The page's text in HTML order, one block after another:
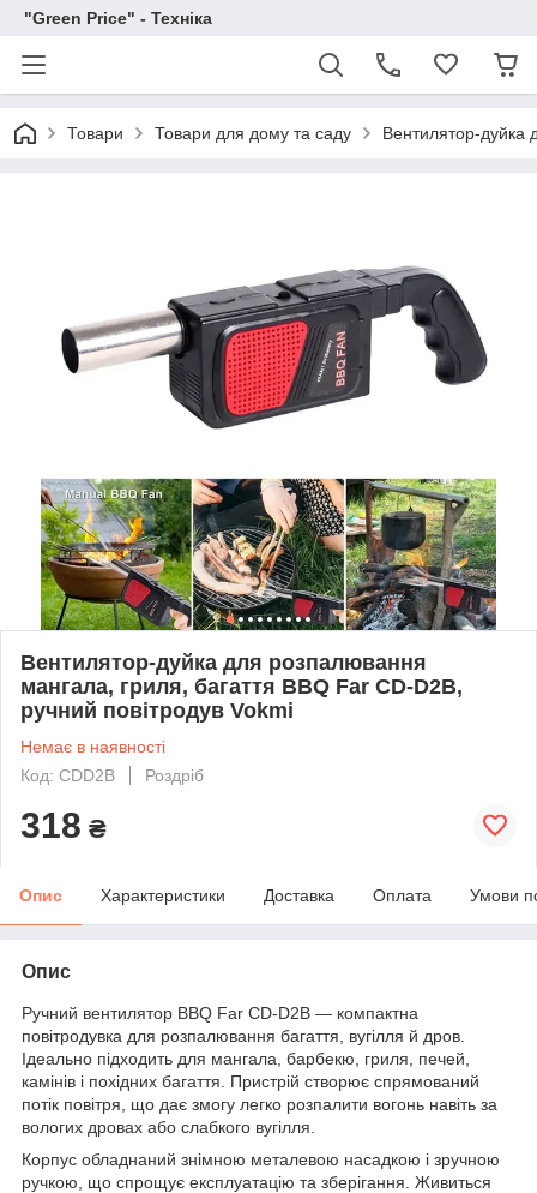
"Green Price" - Техніка
Товари Товари для дому та саду Вентилятор-дуйка
Вентилятор-дуйка для розпалювання
мангала, гриля, багаття BBQ Far CD-D2B,
ручний повітродув Vokmi
Немає в наявності
Код: CDD2B
Роздріб
318 ₴
Опис Характеристики Доставка Оплата Умови
Опис
Ручний вентилятор BBQ Far CD-D2B — компактна
повітродувка для розпалювання багаття, вугілля й дров.
Ідеально підходить для мангала, барбекю, гриля, печей,
камінів і похідних багаття. Пристрій створює спрямований
потік повітря, що дає змогу легко розпалити вогонь навіть за
вологих дровах або слабкого вугілля.
Корпус обладнаний знімною металевою насадкою і зручною
ручкою, що спрощує експлуатацію та зберігання. Живиться